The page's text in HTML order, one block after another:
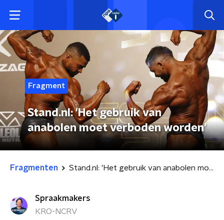
Fragment
Stand.nl: 'Het gebruik van
anabolen moet verboden worden'
Fragmenten Stand.nl: 'Het gebruik van anabolen moet verboden worden'
Spraakmakers
KRO-NCRV